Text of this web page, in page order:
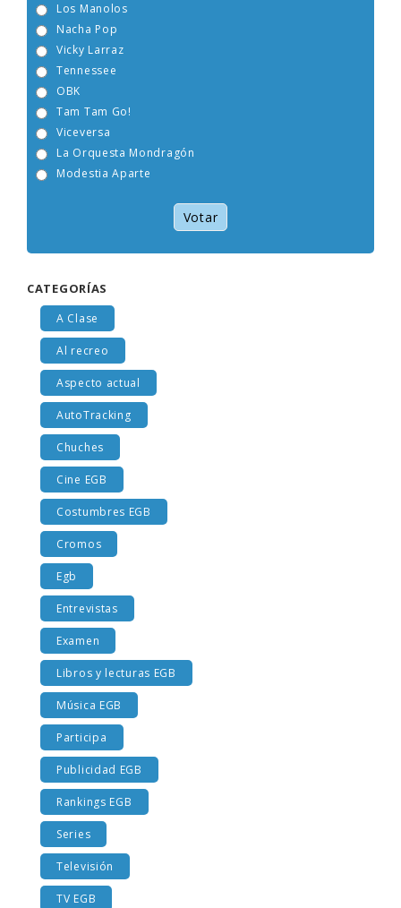
Los Manolos
Nacha Pop
Vicky Larraz
Tennessee
OBK
Tam Tam Go!
Viceversa
La Orquesta Mondragón
Modestia Aparte
Votar
CATEGORÍAS
A Clase
Al recreo
Aspecto actual
AutoTracking
Chuches
Cine EGB
Costumbres EGB
Cromos
Egb
Entrevistas
Examen
Libros y lecturas EGB
Música EGB
Participa
Publicidad EGB
Rankings EGB
Series
Televisión
TV EGB